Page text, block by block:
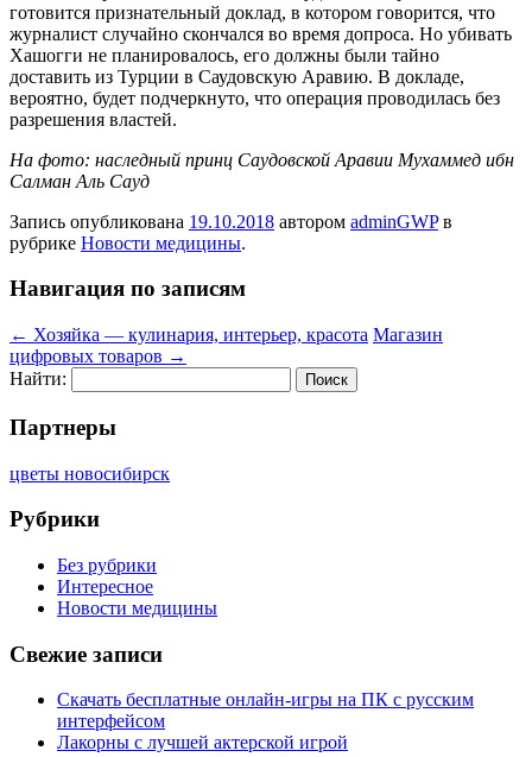
готовится признательный доклад, в котором говорится, что
журналист случайно скончался во время допроса. Но убивать
Хашогги не планировалось, его должны были тайно
доставить из Турции в Саудовскую Аравию. В докладе,
вероятно, будет подчеркнуто, что операция проводилась без
разрешения властей.
На фото: наследный принц Саудовской Аравии Мухаммед ибн
Салман Аль Сауд
Запись опубликована 19.10.2018 автором adminGWPв
рубрике Новости медицины.
Навигация по записям
← Хозяйка — кулинария, интерьер, красота Магазин
цифровых товаров →
Найти:
Партнеры
цветы новосибирск
Рубрики
Без рубрики
Интересное
Новости медицины
Свежие записи
Скачать бесплатные онлайн-игры на ПК с русским
интерфейсом
Лакорны с лучшей актерской игрой